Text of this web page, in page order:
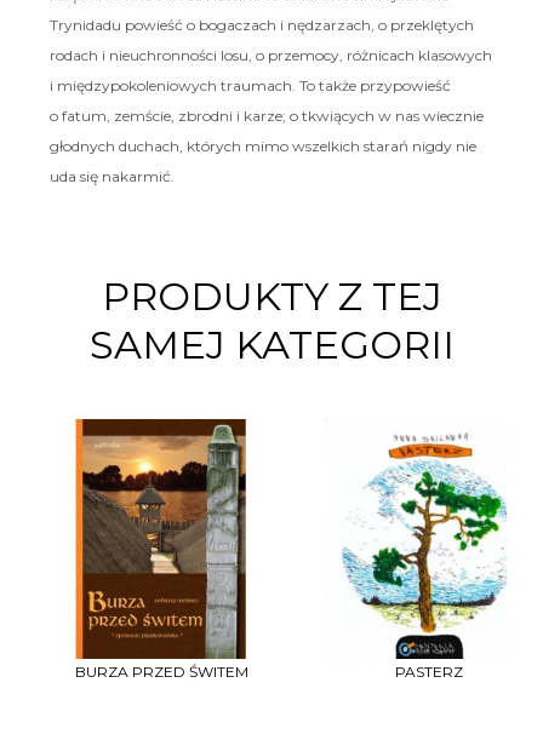
Trynidadu powieść o bogaczach i nędzarzach, o przeklętych
rodach i nieuchronności losu, o przemocy, różnicach klasowych
i międzypokoleniowych traumach. To także przypowieść
o fatum, zemście, zbrodni i karze; o tkwiących w nas wiecznie
głodnych duchach, których mimo wszelkich starań nigdy nie
uda się nakarmić.
PRODUKTY Z TEJ
SAMEJ KATEGORII
BURZA PRZED ŚWITEM PASTERZ